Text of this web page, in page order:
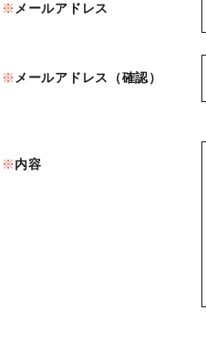
メールアドレス
メールアドレス（確認）
内容